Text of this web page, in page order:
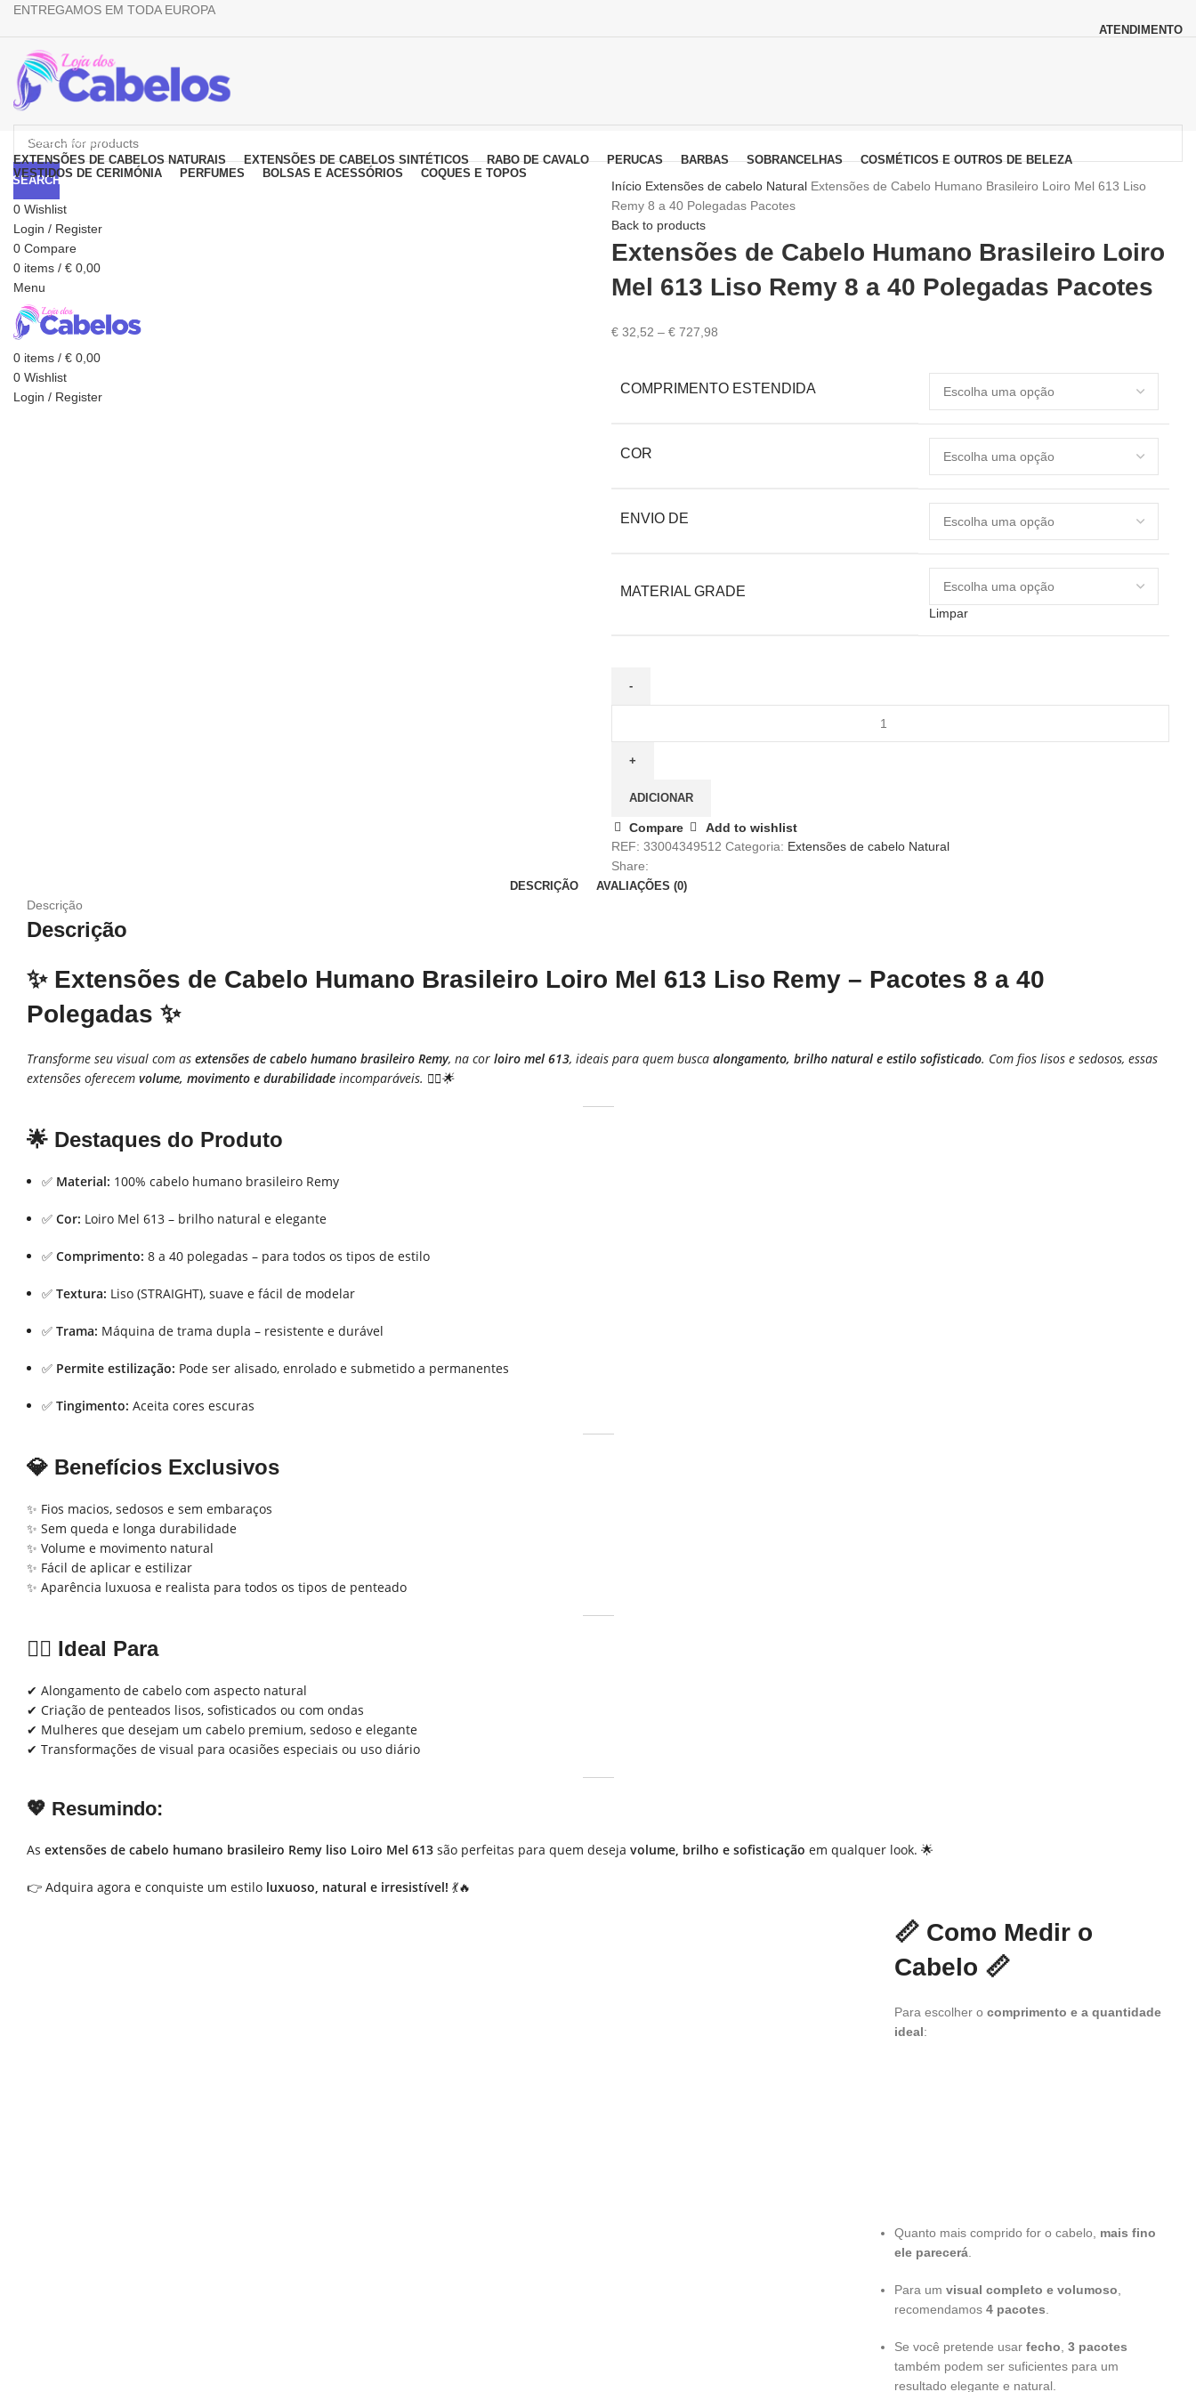
ENTREGAMOS EM TODA EUROPA
ATENDIMENTO
SEARCH
0 Wishlist
Login / Register
0 Compare
0 items / € 0,00
Menu
0 items / € 0,00
0 Wishlist
Login / Register
Browse Categories
EXTENSÕES DE CABELOS NATURAIS EXTENSÕES DE CABELOS SINTÉTICOS RABO DE CAVALO PERUCAS BARBAS SOBRANCELHAS
COSMÉTICOS E OUTROS DE BELEZA
VESTIDOS DE CERIMÓNIA
PERFUMES BOLSAS E ACESSÓRIOS COQUES E TOPOS
Início Extensões de cabelo Natural Extensões de Cabelo Humano Brasileiro Loiro Mel 613 Liso
Remy 8 a 40 Polegadas Pacotes
Back to products
Extensões de Cabelo Humano Brasileiro Loiro
Mel 613 Liso Remy 8 a 40 Polegadas Pacotes
€ 32,52 – € 727,98
COMPRIMENTO ESTENDIDA
COR
ENVIO DE
MATERIAL GRADE
Limpar
ADICIONAR
Compare
Add to wishlist
REF: 33004349512 Categoria: Extensões de cabelo Natural
Share:
DESCRIÇÃO AVALIAÇÕES (0)
Descrição
Descrição
✨ Extensões de Cabelo Humano Brasileiro Loiro Mel 613 Liso Remy – Pacotes 8 a 40
Polegadas ✨
Transforme seu visual com as extensões de cabelo humano brasileiro Remy, na cor loiro mel 613, ideais para quem busca alongamento, brilho natural e estilo sofisticado. Com fios lisos e sedosos, essas
extensões oferecem volume, movimento e durabilidade incomparáveis. 💇‍♀️🌟
🌟 Destaques do Produto
✅ Material: 100% cabelo humano brasileiro Remy
✅ Cor: Loiro Mel 613 – brilho natural e elegante
✅ Comprimento: 8 a 40 polegadas – para todos os tipos de estilo
✅ Textura: Liso (STRAIGHT), suave e fácil de modelar
✅ Trama: Máquina de trama dupla – resistente e durável
✅ Permite estilização: Pode ser alisado, enrolado e submetido a permanentes
✅ Tingimento: Aceita cores escuras
💎 Benefícios Exclusivos
✨ Fios macios, sedosos e sem embaraços
✨ Sem queda e longa durabilidade
✨ Volume e movimento natural
✨ Fácil de aplicar e estilizar
✨ Aparência luxuosa e realista para todos os tipos de penteado
💇‍♀️ Ideal Para
✔ Alongamento de cabelo com aspecto natural
✔ Criação de penteados lisos, sofisticados ou com ondas
✔ Mulheres que desejam um cabelo premium, sedoso e elegante
✔ Transformações de visual para ocasiões especiais ou uso diário
💖 Resumindo:
As extensões de cabelo humano brasileiro Remy liso Loiro Mel 613 são perfeitas para quem deseja volume, brilho e sofisticação em qualquer look. 🌟
👉 Adquira agora e conquiste um estilo luxuoso, natural e irresistível! 💃🔥
📏 Como Medir o
Cabelo 📏
Para escolher o comprimento e a quantidade
ideal:
Quanto mais comprido for o cabelo, mais fino
ele parecerá
Para um visual completo e volumoso
recomendamos 4 pacotes
Se você pretende usar fecho 3 pacotes
também podem ser suficientes para um
resultado elegante e natural.